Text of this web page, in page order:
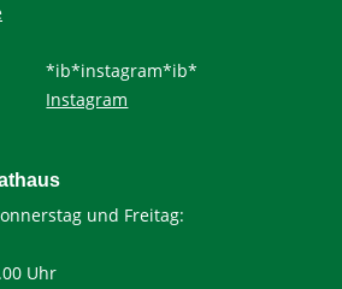
*ib*instagram*ib*
Instagram
und Freitag:
Uhr